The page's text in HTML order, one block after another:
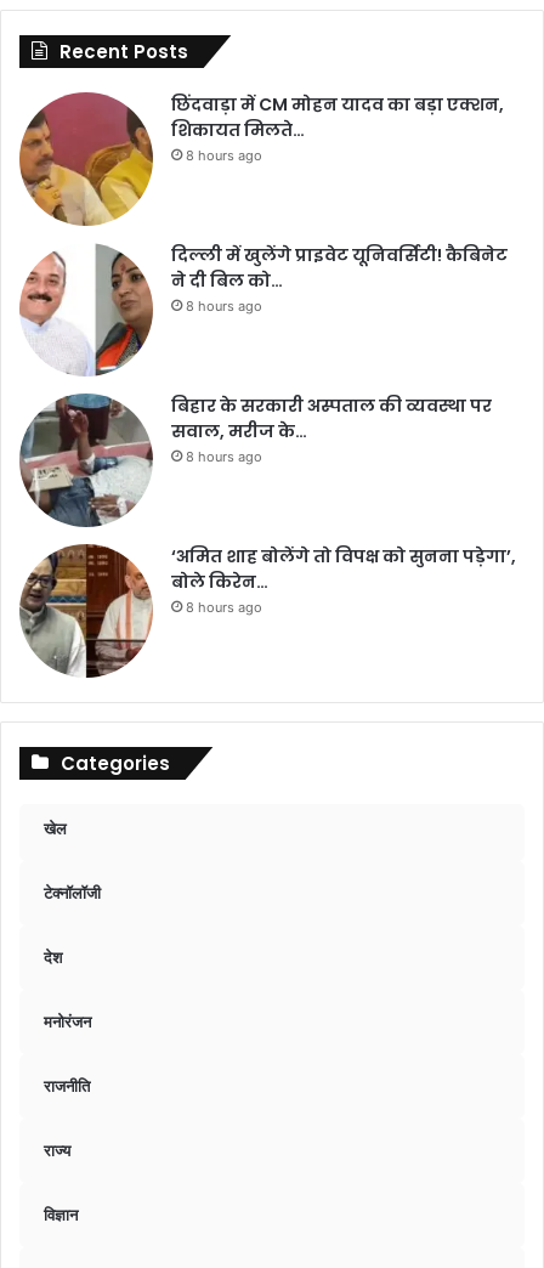
Recent Posts
छिंदवाड़ा में CM मोहन यादव का बड़ा एक्शन,
शिकायत मिलते…
8 hours ago
दिल्ली में खुलेंगे प्राइवेट यूनिवर्सिटी! कैबिनेट
ने दी बिल को…
8 hours ago
बिहार के सरकारी अस्पताल की व्यवस्था पर
सवाल, मरीज के…
8 hours ago
‘अमित शाह बोलेंगे तो विपक्ष को सुनना पड़ेगा’,
बोले किरेन…
8 hours ago
Categories
खेल
टेक्नॉलॉजी
देश
मनोरंजन
राजनीति
राज्य
विज्ञान